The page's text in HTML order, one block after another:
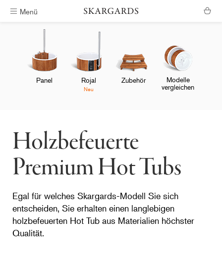
Menü Kostenlose Lieferung
Panel Rojal
Neu
Zubehör
Modelle
vergleichen
Holzbefeuerte
Premium Hot Tubs
Egal für welches Skargards-Modell Sie sich
entscheiden, Sie erhalten einen langlebigen
holzbefeuerten Hot Tub aus Materialien höchster
Qualität.